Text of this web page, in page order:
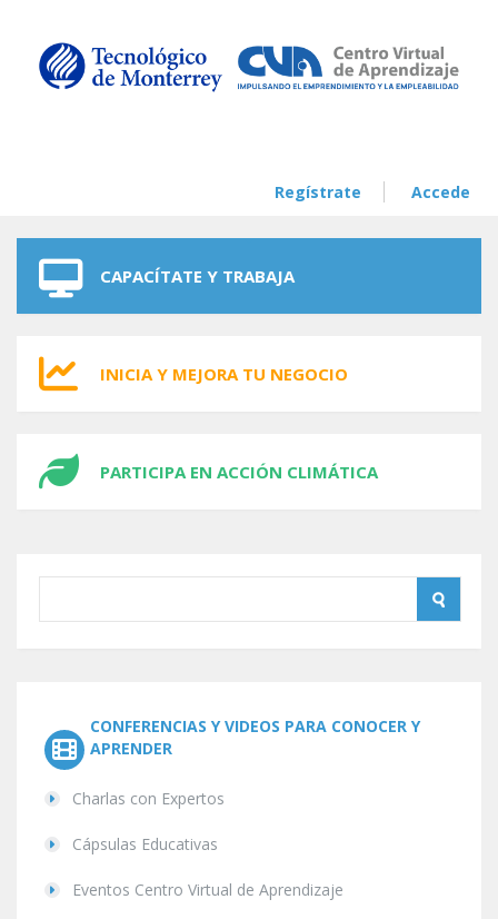
Regístrate Accede
CAPACÍTATE Y TRABAJA
INICIA Y MEJORA TU NEGOCIO
PARTICIPA EN ACCIÓN CLIMÁTICA
CONFERENCIAS Y VIDEOS PARA CONOCER Y
APRENDER
Charlas con Expertos
Cápsulas Educativas
Eventos Centro Virtual de Aprendizaje